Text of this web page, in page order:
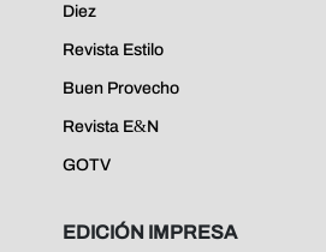
Diez
Revista Estilo
Buen Provecho
Revista E&N
GOTV
EDICIÓN IMPRESA